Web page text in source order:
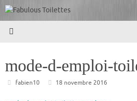
Passer
au
contenu
mode-d-emploi-
fabien10 18 novembre 2016